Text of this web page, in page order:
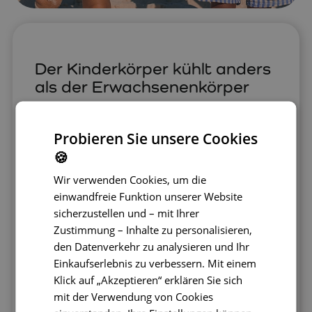
Der Kinderkörper kühlt anders
als der Erwachsenenkörper
Kindern und Erwachsenen ist ihre Fähigkeit, die
Körpertemperatur zu regulieren.
schwitzen viel weniger als Erwachsene,
weshalb ihr natürlicher Kühlmechanismus nicht
so effizient funktioniert. Außerdem können sie
sich noch nicht äußern, wenn ihnen zu heiß ist
oder sie durstig sind. Das bedeutet, dass Eltern
bei großer Hitze besonders aufmerksam sein
und aktiv beobachten müssen, ob das Kind
Anzeichen von Überhitzung oder Dehydrierung
zeigt.
Probieren Sie unsere Cookies
🍪
Wir verwenden Cookies, um die
einwandfreie Funktion unserer Website
sicherzustellen und – mit Ihrer
Zustimmung – Inhalte zu personalisieren,
den Datenverkehr zu analysieren und Ihr
Einkaufserlebnis zu verbessern. Mit einem
Klick auf „Akzeptieren“ erklären Sie sich
mit der Verwendung von Cookies